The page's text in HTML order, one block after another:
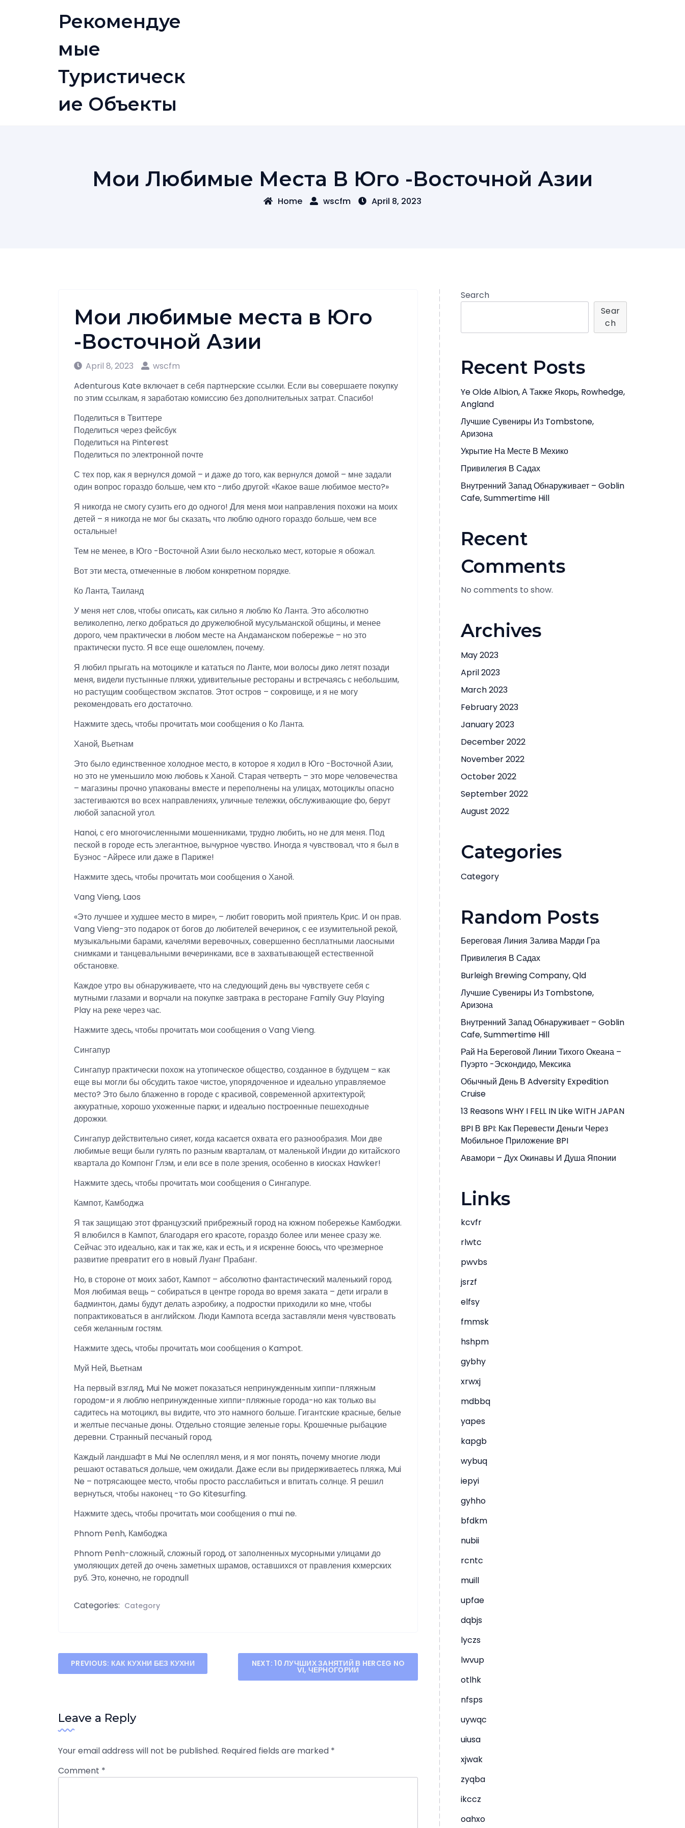
Рекомендуе
Мые
Туристическ
Ие Объекты
Мои Любимые Места В Юго -Восточной Азии
Home wscfm April 8, 2023
Мои любимые места в Юго
-Восточной Азии
April 8, 2023
wscfm
Adenturous Kate включает в себя партнерские ссылки. Если вы совершаете покупку
по этим ссылкам, я заработаю комиссию без дополнительных затрат. Спасибо!
Поделиться в Твиттере
Поделиться через фейсбук
Поделиться на Pinterest
Поделиться по электронной почте
С тех пор, как я вернулся домой – и даже до того, как вернулся домой – мне задали
один вопрос гораздо больше, чем кто -либо другой: «Какое ваше любимое место?»
Я никогда не смогу сузить его до одного! Для меня мои направления похожи на моих
детей – я никогда не мог бы сказать, что люблю одного гораздо больше, чем все
остальные!
Тем не менее, в Юго -Восточной Азии было несколько мест, которые я обожал.
Вот эти места, отмеченные в любом конкретном порядке.
Ко Ланта, Таиланд
У меня нет слов, чтобы описать, как сильно я люблю Ко Ланта. Это абсолютно
великолепно, легко добраться до дружелюбной мусульманской общины, и менее
дорого, чем практически в любом месте на Андаманском побережье – но это
практически пусто. Я все еще ошеломлен, почему.
Я любил прыгать на мотоцикле и кататься по Ланте, мои волосы дико летят позади
меня, видели пустынные пляжи, удивительные рестораны и встречаясь с небольшим,
но растущим сообществом экспатов. Этот остров – сокровище, и я не могу
рекомендовать его достаточно.
Нажмите здесь, чтобы прочитать мои сообщения о Ко Ланта.
Ханой, Вьетнам
Это было единственное холодное место, в которое я ходил в Юго -Восточной Азии,
но это не уменьшило мою любовь к Ханой. Старая четверть – это море человечества
– магазины прочно упакованы вместе и переполнены на улицах, мотоциклы опасно
застегиваются во всех направлениях, уличные тележки, обслуживающие фо, берут
любой запасной угол.
Hanoi, с его многочисленными мошенниками, трудно любить, но не для меня. Под
пеской в ​​городе есть элегантное, вычурное чувство. Иногда я чувствовал, что я был в
Буэнос -Айресе или даже в Париже!
Нажмите здесь, чтобы прочитать мои сообщения о Ханой.
Vang Vieng, Laos
«Это лучшее и худшее место в мире», – любит говорить мой приятель Крис. И он прав.
Vang Vieng-это подарок от богов до любителей вечеринок, с ее изумительной рекой,
музыкальными барами, качелями веревочных, совершенно бесплатными лаосными
снимками и танцевальными вечеринками, все в захватывающей естественной
обстановке.
Каждое утро вы обнаруживаете, что на следующий день вы чувствуете себя с
мутными глазами и ворчали на покупке завтрака в ресторане Family Guy Playing
Play на реке через час.
Нажмите здесь, чтобы прочитать мои сообщения о Vang Vieng.
Сингапур
Сингапур практически похож на утопическое общество, созданное в будущем – как
еще вы могли бы обсудить такое чистое, упорядоченное и идеально управляемое
место? Это было блаженно в городе с красивой, современной архитектурой;
аккуратные, хорошо ухоженные парки; и идеально построенные пешеходные
дорожки.
Сингапур действительно сияет, когда касается охвата его разнообразия. Мои две
любимые вещи были гулять по разным кварталам, от маленькой Индии до китайского
квартала до Компонг Глэм, и ели все в поле зрения, особенно в киосках Hawker!
Нажмите здесь, чтобы прочитать мои сообщения о Сингапуре.
Кампот, Камбоджа
Я так защищаю этот французский прибрежный город на южном побережье Камбоджи.
Я влюбился в Кампот, благодаря его красоте, гораздо более или менее сразу же.
Сейчас это идеально, как и так же, как и есть, и я искренне боюсь, что чрезмерное
развитие превратит его в новый Луанг Прабанг.
Но, в стороне от моих забот, Кампот – абсолютно фантастический маленький город.
Моя любимая вещь – собираться в центре города во время заката – дети играли в
бадминтон, дамы будут делать аэробику, а подростки приходили ко мне, чтобы
попрактиковаться в английском. Люди Кампота всегда заставляли меня чувствовать
себя желанным гостям.
Нажмите здесь, чтобы прочитать мои сообщения о Kampot.
Муй Ней, Вьетнам
На первый взгляд, Mui Ne может показаться непринужденным хиппи-пляжным
городом-и я люблю непринужденные хиппи-пляжные города-но как только вы
садитесь на мотоцикл, вы видите, что это намного больше. Гигантские красные, белые
и желтые песчаные дюны. Отдельно стоящие зеленые горы. Крошечные рыбацкие
деревни. Странный песчаный город.
Каждый ландшафт в Mui Ne ослеплял меня, и я мог понять, почему многие люди
решают оставаться дольше, чем ожидали. Даже если вы придерживаетесь пляжа, Mui
Ne – потрясающее место, чтобы просто расслабиться и впитать солнце. Я решил
вернуться, чтобы наконец -то Go Kitesurfing.
Нажмите здесь, чтобы прочитать мои сообщения о mui ne.
Phnom Penh, Камбоджа
Phnom Penh-сложный, сложный город, от заполненных мусорными улицами до
умоляющих детей до очень заметных шрамов, оставшихся от правления кхмерских
руб. Это, конечно, не городnull
Categories: Category
Post
PREVIOUS: КАК КУХНИ БЕЗ КУХНИ NEXT: 10 ЛУЧШИХ ЗАНЯТИЙ В HERCEG NO
VI, ЧЕРНОГОРИИ
Leave a Reply
Your email address will not be published. Required fields are marked *
Comment *
Search
Sear
Ch
Recent Posts
Ye Olde Albion, А Также Якорь, Rowhedge,
Angland
Лучшие Сувениры Из Tombstone,
Аризона
Укрытие На Месте В Мехико
Привилегия В Садах
Внутренний Запад Обнаруживает – Goblin
Cafe, Summertime Hill
Recent
Comments
No comments to show.
Archives
May 2023
April 2023
March 2023
February 2023
January 2023
December 2022
November 2022
October 2022
September 2022
August 2022
Categories
Category
Random Posts
Береговая Линия Залива Марди Гра
Привилегия В Садах
Burleigh Brewing Company, Qld
Лучшие Сувениры Из Tombstone,
Аризона
Внутренний Запад Обнаруживает – Goblin
Cafe, Summertime Hill
Рай На Береговой Линии Тихого Океана –
Пуэрто -Эскондидо, Мексика
Обычный День В Adversity Expedition
Cruise
13 Reasons WHY I FELL IN Like WITH JAPAN
BPI В BPI: Как Перевести Деньги Через
Мобильное Приложение BPI
Авамори – Дух Окинавы И Душа Японии
Links
kcvfr
rlwtc
pwvbs
jsrzf
elfsy
fmmsk
hshpm
gybhy
xrwxj
mdbbq
yapes
kapgb
wybuq
iepyi
gyhho
bfdkm
nubii
rcntc
muill
upfae
dqbjs
lyczs
lwvup
otlhk
nfsps
uywqc
uiusa
xjwak
zyqba
ikccz
oahxo